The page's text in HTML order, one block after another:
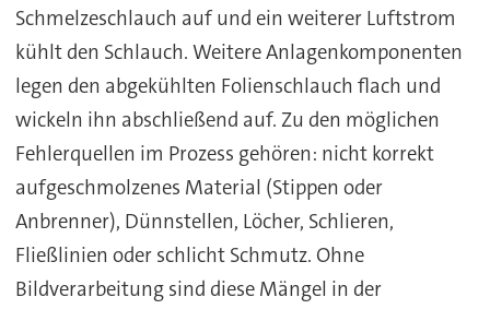
Schmelzeschlauch auf und ein weiterer Luftstrom
kühlt den Schlauch. Weitere Anlagenkomponenten
legen den abgekühlten Folienschlauch flach und
wickeln ihn abschließend auf. Zu den möglichen
Fehlerquellen im Prozess gehören: nicht korrekt
aufgeschmolzenes Material (Stippen oder
Anbrenner), Dünnstellen, Löcher, Schlieren,
Fließlinien oder schlicht Schmutz. Ohne
Bildverarbeitung sind diese Mängel in der